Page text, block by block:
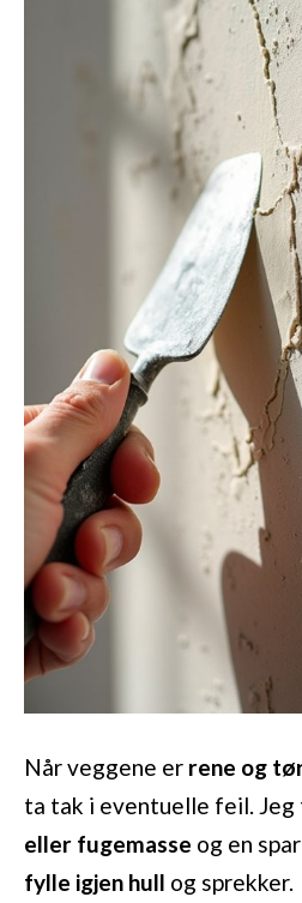
Når veggene er rene og
ta tak i eventuelle feil. Jeg
eller fugemasse og en
fylle igjen hull og sprekker.